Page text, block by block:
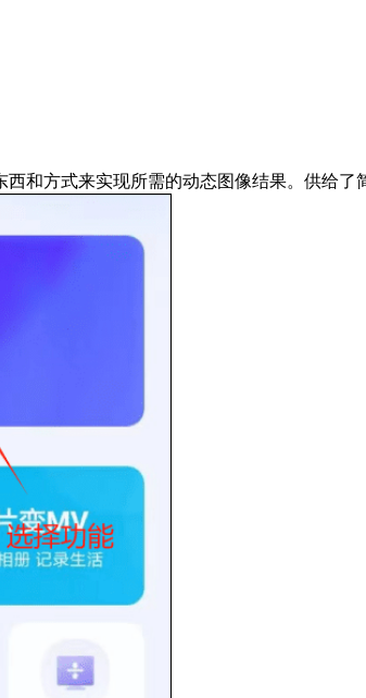
方式来实现所需的动态图像结果。供给了